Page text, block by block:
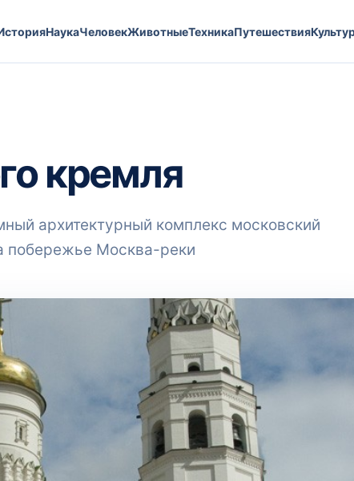
НаукаЧеловекЖивотныеТехникаПутешествия
кремля
архитектурный комплекс московский
побережье Москва-реки